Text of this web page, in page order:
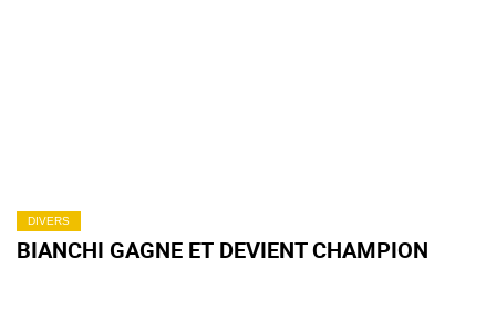
DIVERS
BIANCHI GAGNE ET DEVIENT CHAMPION